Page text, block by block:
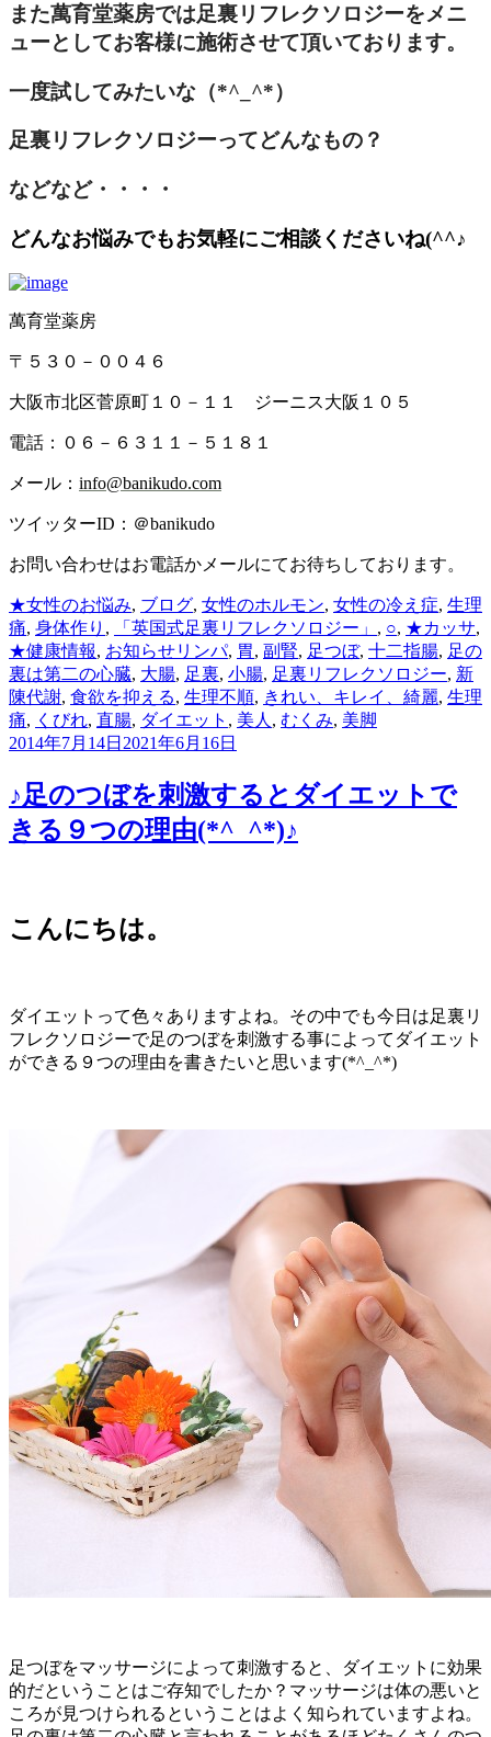
また萬育堂薬房では足裏リフレクソロジーをメニ
ューとしてお客様に施術させて頂いております。
一度試してみたいな（*^_^*）
足裏リフレクソロジーってどんなもの？
などなど・・・・
どんなお悩みでもお気軽にご相談くださいね(^^♪
萬育堂薬房
〒５３０－００４６
大阪市北区菅原町１０－１１ ジーニス大阪１０５
電話：０６－６３１１－５１８１
メール： info@banikudo.com
ツイッターID：＠banikudo
お問い合わせはお電話かメールにてお待ちしております。
カ
テ
ゴ
リ
ー
★女性のお悩み, ブログ, 女性のホルモン, 女性の冷え症, 生理
痛, 身体作り , 「英国式足裏リフレクソロジー」 , ○, ★カッサ,
★健康情報, お知らせタ
グ
リンパ, 胃, 副腎, 足つぼ, 十二指腸, 足の
裏は第二の心臓, 大腸, 足裏, 小腸, 足裏リフレクソロジー, 新
陳代謝, 食欲を抑える, 生理不順, きれい、キレイ、綺麗, 生理
痛, くびれ, 直腸, ダイエット , 美人, むくみ, 美脚
2014年7月14日 2021年6月16日
♪足のつぼを刺激するとダイエットで
きる９つの理由(*^_^*)♪
こんにちは。
ダイエットって色々ありますよね。その中でも今日は足裏リ
フレクソロジーで足のつぼを刺激する事によってダイエット
ができる９つの理由を書きたいと思います(*^_^*)
足つぼをマッサージによって刺激すると、ダイエットに効果
的だということはご存知でしたか？マッサージは体の悪いと
ころが見つけられるということはよく知られていますよね。